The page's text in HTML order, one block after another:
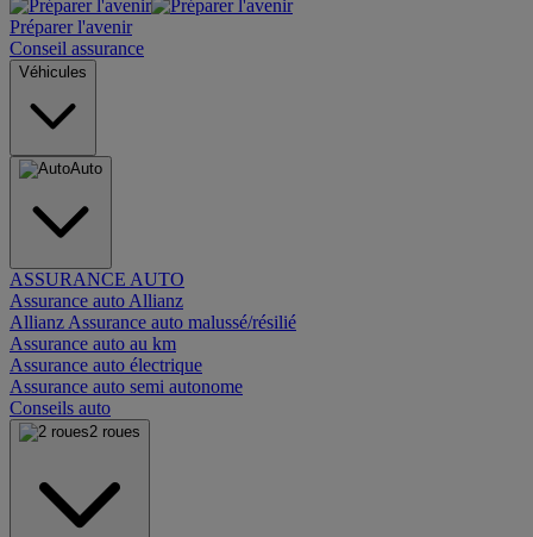
Préparer l'avenir
Conseil assurance
Véhicules
Auto
ASSURANCE AUTO
Assurance auto Allianz
Allianz Assurance auto malussé/résilié
Assurance auto au km
Assurance auto électrique
Assurance auto semi autonome
Conseils auto
2 roues